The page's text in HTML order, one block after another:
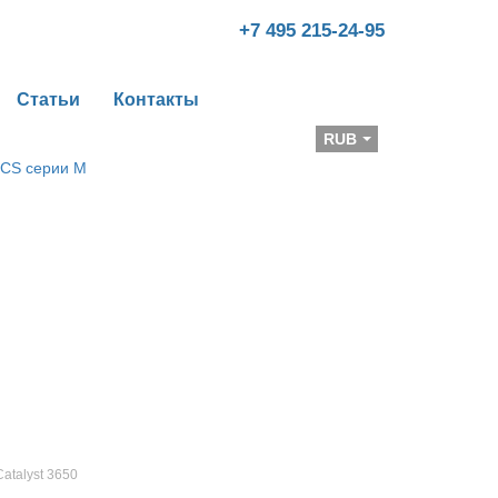
+7 495 215-24-95
Статьи Контакты
RUB
3650